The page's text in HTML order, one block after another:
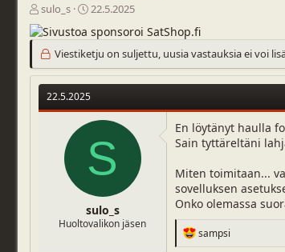
V
i
e
s
t
i
e
sulo_s
A
o
i
t
u
s
p
ä
v
ä
ä
ä
r
22.5.2025
Viestiketju on suljettu, uusia vastauksia ei voi
22.5.2025
S
sulo_s
Huoltovalikon jäsen
En löytänyt haulla
Sain tyttäreltäni
Miten toimitaan...
sovelluksen
Onko olemassa
R
e
sampsi